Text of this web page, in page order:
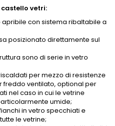
vetri:
con sistema ribaltabile a
posizionato direttamente sul
sono di serie in vetro
per mezzo di resistenze
freddo ventilato, optional per
nel caso in cui le vetrine
umide;
in vetro specchiati e
le vetrine;